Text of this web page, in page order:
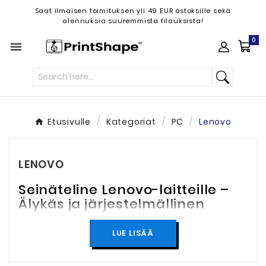
Saat ilmaisen toimituksen yli 49 EUR ostoksille sekä
alennuksia suuremmista tilauksista!
 0
Etusivulle Kategoriat PC Lenovo
LENOVO
Seinäteline Lenovo-laitteille –
Älykäs ja järjestelmällinen
asennus virtalähteille ja
lisävarusteille
Lenovo-seinätelineettarjoavat älykkäitä ja
LUE LISÄÄ